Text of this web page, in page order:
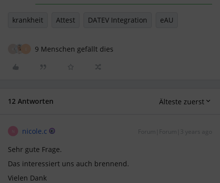
krankheit Attest DATEV Integration eAU
9 Menschen gefällt dies
12 Antworten Älteste zuerst
N nicole.c Forum|Forum|3 years ago
Sehr gute Frage.
Das interessiert uns auch brennend.
Vielen Dank